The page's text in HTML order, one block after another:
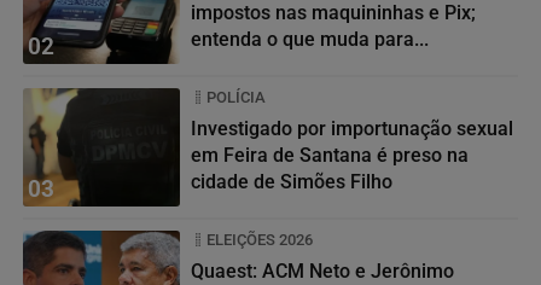
02
impostos nas maquininhas e Pix;
entenda o que muda para...
03
POLÍCIA
Investigado por importunação sexual
em Feira de Santana é preso na
cidade de Simões Filho
ELEIÇÕES 2026
Quaest: ACM Neto e Jerônimo